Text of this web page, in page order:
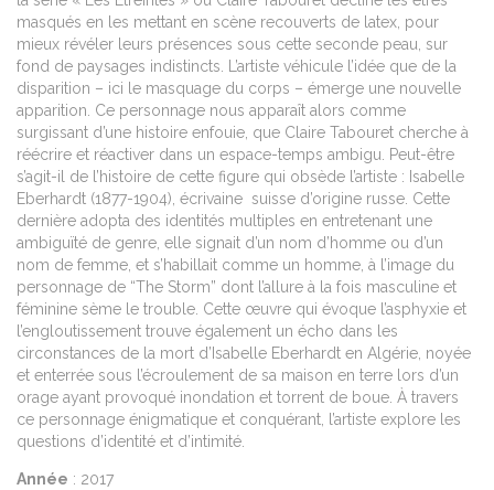
masqués en les mettant en scène recouverts de latex, pour
mieux révéler leurs présences sous cette seconde peau, sur
fond de paysages indistincts. L’artiste véhicule l’idée que de la
disparition – ici le masquage du corps – émerge une nouvelle
apparition. Ce personnage nous apparaît alors comme
surgissant d’une histoire enfouie, que Claire Tabouret cherche à
réécrire et réactiver dans un espace-temps ambigu. Peut-être
s’agit-il de l’histoire de cette figure qui obsède l’artiste : Isabelle
Eberhardt (1877-1904), écrivaine suisse d’origine russe. Cette
dernière adopta des identités multiples en entretenant une
ambiguïté de genre, elle signait d’un nom d’homme ou d’un
nom de femme, et s’habillait comme un homme, à l’image du
personnage de “The Storm” dont l’allure à la fois masculine et
féminine sème le trouble. Cette œuvre qui évoque l’asphyxie et
l’engloutissement trouve également un écho dans les
circonstances de la mort d’Isabelle Eberhardt en Algérie, noyée
et enterrée sous l’écroulement de sa maison en terre lors d’un
orage ayant provoqué inondation et torrent de boue. À travers
ce personnage énigmatique et conquérant, l’artiste explore les
questions d’identité et d’intimité.
Année : 2017